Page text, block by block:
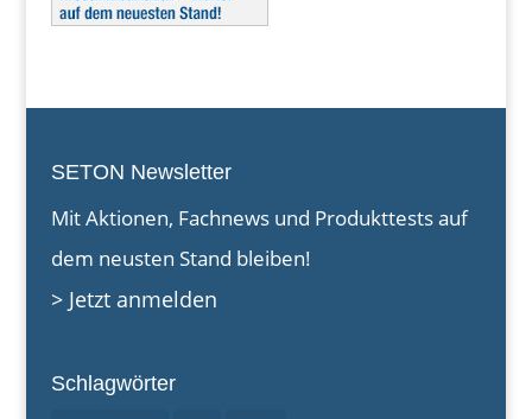
SETON Newsletter
Mit Aktionen, Fachnews und Produkttests auf
dem neusten Stand bleiben!
> Jetzt anmelden
Schlagwörter